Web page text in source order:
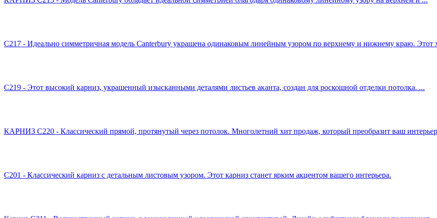
C217 - Идеально симметричная модель Canterbury украшена одинаковым линейным узором по верхнему и нижнему краю. Этот
C219 - Этот высокий карниз, украшенный изысканными деталями листьев аканта, создан для роскошной отделки потолка. ...
КАРНИЗ C220 - Классический прямой, протянутый через потолок. Многолетний хит продаж, который преобразит ваш
C201 - Классический карниз с детальным листовым узором. Этот карниз станет ярким акцентом вашего интерьера.